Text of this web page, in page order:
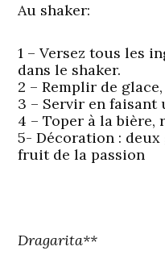
Au shaker:
1 – Versez tous les
dans le shaker.
2 – Remplir de
3 – Servir en
4 – Toper à la bière,
5-Décoration :
fruit de la passion
Dragarita**